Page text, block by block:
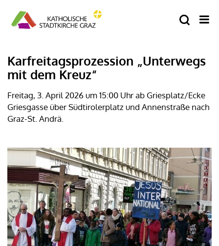
Karfreitagsprozession „Unterwegs
mit dem Kreuz“
Freitag, 3. April 2026 um 15:00 Uhr ab Griesplatz/Ecke
Griesgasse über Südtirolerplatz und Annenstraße nach
Graz-St. Andrä.